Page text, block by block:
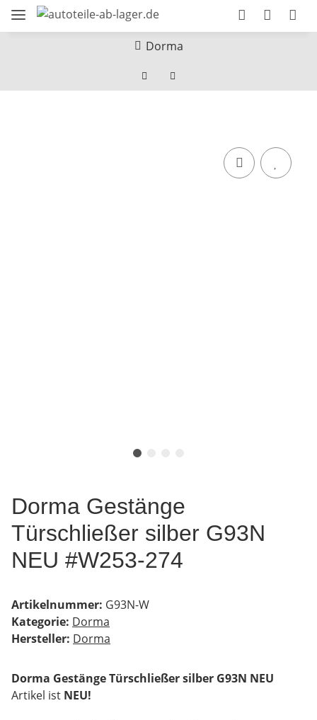
Dorma
Dorma Gestänge
Türschließer silber G93N
NEU #W253-274
Artikelnummer: G93N-W
Kategorie: Dorma
Hersteller: Dorma
Dorma Gestänge Türschließer silber G93N NEU
Artikel ist NEU!